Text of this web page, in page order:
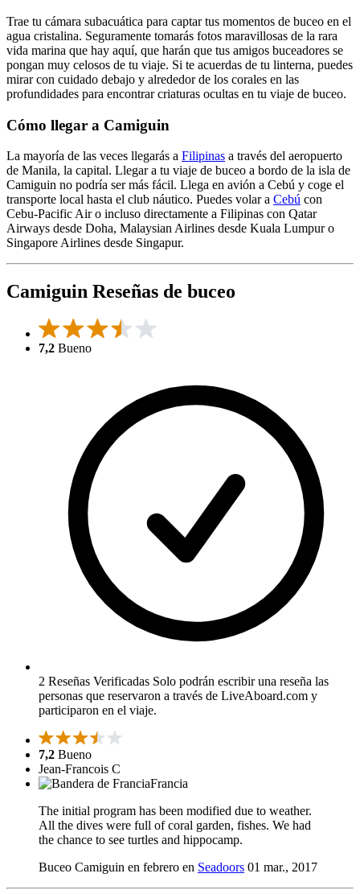
Trae tu cámara subacuática para captar tus momentos de buceo en el
agua cristalina. Seguramente tomarás fotos maravillosas de la rara
vida marina que hay aquí, que harán que tus amigos buceadores se
pongan muy celosos de tu viaje. Si te acuerdas de tu linterna, puedes
mirar con cuidado debajo y alrededor de los corales en las
profundidades para encontrar criaturas ocultas en tu viaje de buceo.
Cómo llegar a Camiguin
La mayoría de las veces llegarás a Filipinas a través del aeropuerto
de Manila, la capital. Llegar a tu viaje de buceo a bordo de la isla de
Camiguin no podría ser más fácil. Llega en avión a Cebú y coge el
transporte local hasta el club náutico. Puedes volar a Cebú con
Cebu-Pacific Air o incluso directamente a Filipinas con Qatar
Airways desde Doha, Malaysian Airlines desde Kuala Lumpur o
Singapore Airlines desde Singapur.
Camiguin Reseñas de buceo
7,2 Bueno
2 Reseñas Verificadas Solo podrán escribir una reseña las
personas que reservaron a través de LiveAboard.com y
participaron en el viaje.
7,2 Bueno
Jean-Francois C
Francia
The initial program has been modified due to weather.
All the dives were full of coral garden, fishes. We had
the chance to see turtles and hippocamp.
Buceo Camiguin en febrero en Seadoors 01 mar., 2017